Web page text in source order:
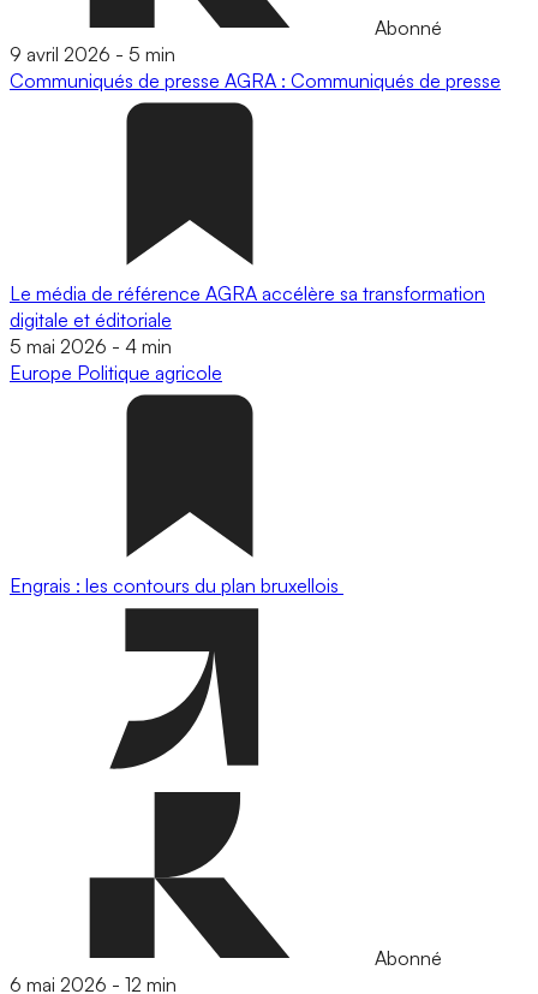
Abonné
9 avril 2026 - 5 min
Communiqués de presse AGRA : Communiqués de presse
Le média de référence AGRA accélère sa transformation
digitale et éditoriale
5 mai 2026 - 4 min
Europe Politique agricole
Engrais : les contours du plan bruxellois
Abonné
6 mai 2026 - 12 min